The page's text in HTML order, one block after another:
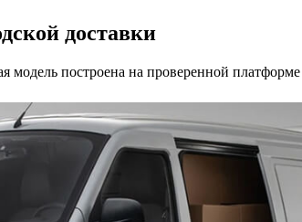
доставки
модель построена на проверенной платформе